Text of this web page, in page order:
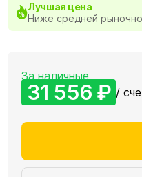
Лучшая цена
Ниже средней
За наличные
31 556 ₽ /